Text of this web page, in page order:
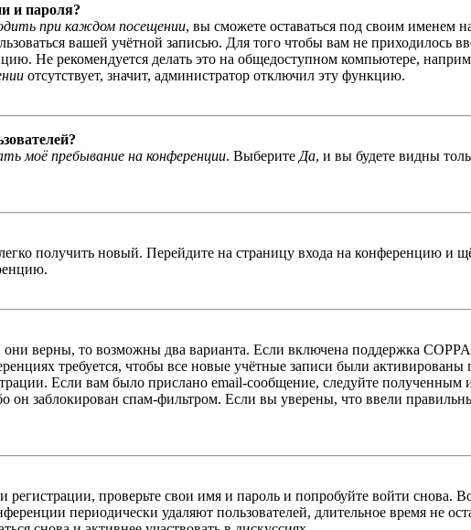
и пароля?
при каждом посещении, вы сможете оставаться под своим именем
вашей учётной записью. Для того чтобы вам не приходилось
Не рекомендуется делать это на общедоступном компьютере,
отсутствует, значит, администратор отключил эту функцию.
моё пребывание на конференции. Выберите Да, и вы будете видны
получить новый. Перейдите на страницу входа на конференцию и
они верны, то возможны два варианта. Если включена поддержка
требуется, чтобы все новые учётные записи были активированы
Если вам было прислано email-сообщение, следуйте
заблокирован спам-фильтром. Если вы уверены, что ввели
проверьте свои имя и пароль и попробуйте войти снова.
периодически удаляют пользователей, длительное время не